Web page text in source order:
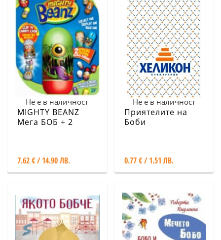
Не е в наличност
MIGHTY BEANZ
Мега БОБ + 2
7.62 € / 14.90 ЛВ.
Не е в наличност
Приятелите на
Боби
0.77 € / 1.51 ЛВ.